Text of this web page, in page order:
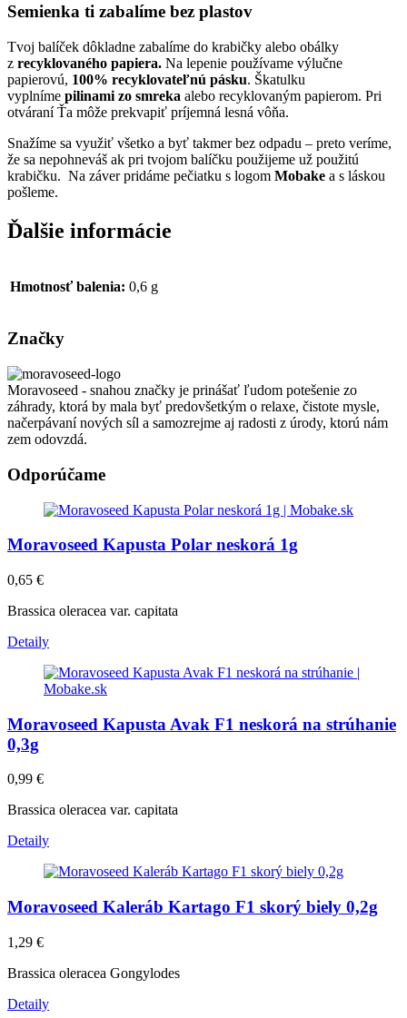
Semienka ti zabalíme bez plastov
Tvoj balíček dôkladne zabalíme do krabičky alebo obálky
z recyklovaného papiera. Na lepenie používame výlučne
papierovú, 100% recyklovateľnú pásku. Škatulku
vyplníme pilinami zo smreka alebo recyklovaným papierom. Pri
otváraní Ťa môže prekvapiť príjemná lesná vôňa.
Snažíme sa využiť všetko a byť takmer bez odpadu – preto veríme,
že sa nepohneváš ak pri tvojom balíčku použijeme už použitú
krabičku. Na záver pridáme pečiatku s logom Mobake a s láskou
pošleme.
Ďalšie informácie
Hmotnosť balenia: 0,6 g
Značky
Moravoseed - snahou značky je prinášať ľudom potešenie zo
záhrady, ktorá by mala byť predovšetkým o relaxe, čistote mysle,
načerpávaní nových síl a samozrejme aj radosti z úrody, ktorú nám
zem odovzdá.
Odporúčame
Moravoseed Kapusta Polar neskorá 1g
0,65 €
Brassica oleracea var. capitata
Detaily
Moravoseed Kapusta Avak F1 neskorá na strúhanie
0,3g
0,99 €
Brassica oleracea var. capitata
Detaily
Moravoseed Kaleráb Kartago F1 skorý biely 0,2g
1,29 €
Brassica oleracea Gongylodes
Detaily